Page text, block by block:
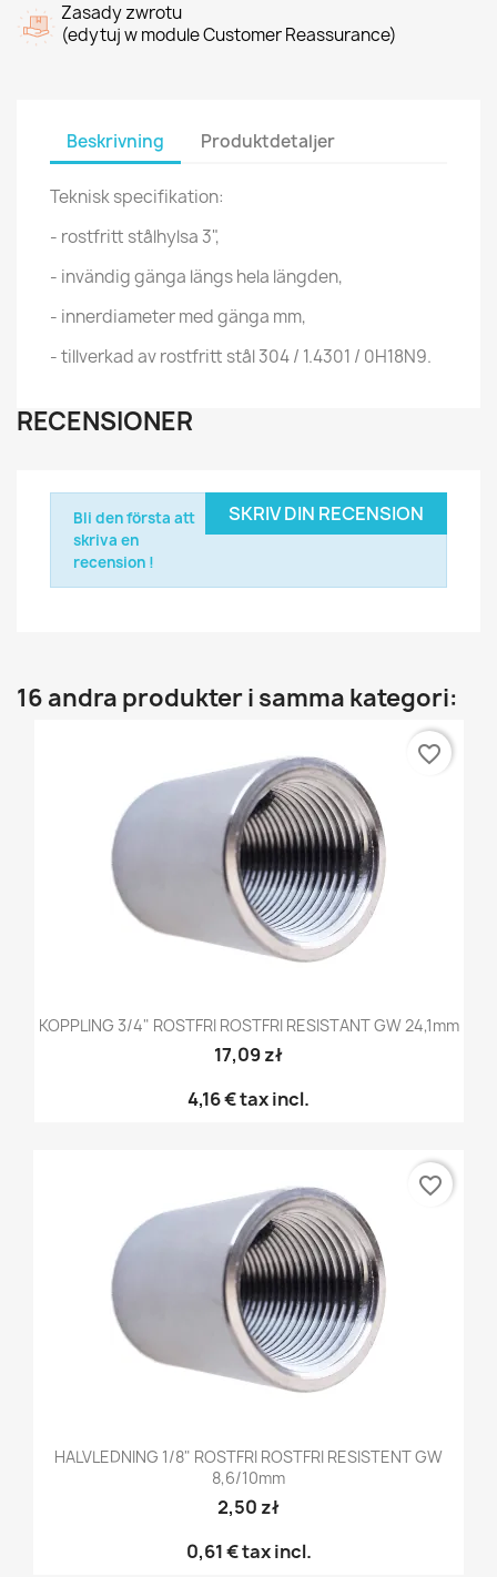
Zasady zwrotu
(edytuj w module Customer Reassurance)
Beskrivning Produktdetaljer
Teknisk specifikation:
- rostfritt stålhylsa 3",
- invändig gänga längs hela längden,
- innerdiameter med gänga mm,
- tillverkad av rostfritt stål 304 / 1.4301 / 0H18N9.
RECENSIONER
SKRIV DIN RECENSION
Bli den första att
skriva en
recension !
16 andra produkter i samma kategori:
KOPPLING 3/4" ROSTFRI ROSTFRI RESISTANT GW 24,1mm
17,09 zł
4,16 €tax incl.
favorite_border
HALVLEDNING 1/8" ROSTFRI ROSTFRI RESISTENT GW
8,6/10mm
2,50 zł
0,61 €tax incl.
favorite_border